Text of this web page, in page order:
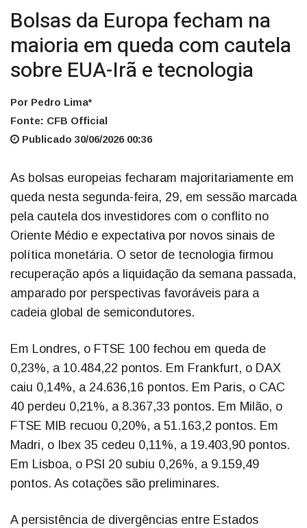
Bolsas da Europa fecham na
maioria em queda com cautela
sobre EUA-Irã e tecnologia
Por Pedro Lima*
Fonte: CFB Official
Publicado 30/06/2026 00:36
As bolsas europeias fecharam majoritariamente em
queda nesta segunda-feira, 29, em sessão marcada
pela cautela dos investidores com o conflito no
Oriente Médio e expectativa por novos sinais de
política monetária. O setor de tecnologia firmou
recuperação após a liquidação da semana passada,
amparado por perspectivas favoráveis para a
cadeia global de semicondutores.
Em Londres, o FTSE 100 fechou em queda de
0,23%, a 10.484,22 pontos. Em Frankfurt, o DAX
caiu 0,14%, a 24.636,16 pontos. Em Paris, o CAC
40 perdeu 0,21%, a 8.367,33 pontos. Em Milão, o
FTSE MIB recuou 0,20%, a 51.163,2 pontos. Em
Madri, o Ibex 35 cedeu 0,11%, a 19.403,90 pontos.
Em Lisboa, o PSI 20 subiu 0,26%, a 9.159,49
pontos. As cotações são preliminares.
A persistência de divergências entre Estados